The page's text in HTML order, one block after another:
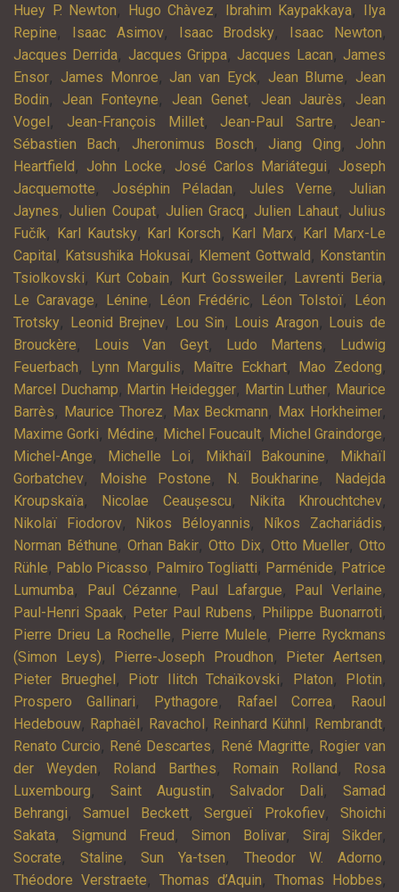
Huey P. Newton, Hugo Chàvez, Ibrahim Kaypakkaya,
Ilya
Repine, Isaac Asimov, Isaac Brodsky, Isaac Newton,
Jacques Derrida, Jacques Grippa, Jacques Lacan, James
Ensor, James Monroe, Jan van Eyck, Jean Blume, Jean
Bodin, Jean Fonteyne, Jean Genet, Jean Jaurès, Jean
Vogel , Jean-François Millet, Jean-Paul Sartre, Jean-
Sébastien Bach, Jheronimus Bosch, Jiang Qing, John
Heartfield , John Locke, José Carlos Mariátegui, Joseph
Jacquemotte, Joséphin Péladan, Jules Verne, Julian
Jaynes, Julien Coupat, Julien Gracq, Julien Lahaut, Julius
Fučík, Karl Kautsky, Karl Korsch, Karl Marx, Karl Marx-Le
Capital , Katsushika Hokusai, Klement Gottwald , Konstantin
Tsiolkovski, Kurt Cobain, Kurt Gossweiler, Lavrenti Beria,
Le Caravage, Lénine, Léon Frédéric, Léon Tolstoï,
Léon
Trotsky, Leonid Brejnev, Lou Sin, Louis Aragon, Louis de
Brouckère, Louis Van Geyt, Ludo Martens,
Ludwig
Feuerbach, Lynn Margulis, Maître Eckhart, Mao Zedong,
Marcel Duchamp, Martin Heidegger, Martin Luther, Maurice
Barrès, Maurice Thorez, Max Beckmann, Max Horkheimer,
Maxime Gorki, Médine, Michel Foucault, Michel Graindorge,
Michel-Ange, Michelle Loi, Mikhaïl Bakounine,
Mikhaïl
Gorbatchev, Moishe Postone, N. Boukharine,
Nadejda
Kroupskaïa, Nicolae Ceaușescu, Nikita Khrouchtchev,
Nikolaï Fiodorov, Nikos Béloyannis, Níkos Zachariádis,
Norman Béthune, Orhan Bakir, Otto Dix, Otto Mueller, Otto
Rühle, Pablo Picasso, Palmiro Togliatti, Parménide, Patrice
Lumumba, Paul Cézanne, Paul Lafargue, Paul Verlaine,
Paul-Henri Spaak, Peter Paul Rubens, Philippe Buonarroti,
Pierre Drieu La Rochelle, Pierre Mulele,
Pierre Ryckmans
(Simon Leys), Pierre-Joseph Proudhon, Pieter Aertsen,
Pieter Brueghel , Piotr Ilitch Tchaïkovski, Platon, Plotin,
Prospero Gallinari, Pythagore, Rafael Correa,
Raoul
Hedebouw, Raphaël , Ravachol , Reinhard Kühnl , Rembrandt,
Renato Curcio, René Descartes, René Magritte, Rogier van
der Weyden, Roland Barthes, Romain Rolland ,
Rosa
Luxembourg, Saint Augustin,Salvador Dali,Samad
Behrangi,Samuel Beckett,Sergueï Prokofiev,Shoichi
Sakata, Sigmund Freud , Simon Bolivar, Siraj Sikder,
Socrate, Staline,Sun Ya-tsen, Theodor W. Adorno,
Théodore Verstraete, Thomas d’Aquin, Thomas Hobbes,